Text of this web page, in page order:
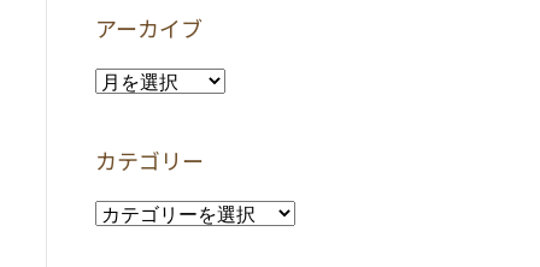
アーカイブ
ア
イ
ブ
カテゴリー
カ